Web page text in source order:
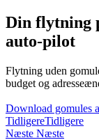
Din flytning
auto-pilot
Flytning uden
budget og
Download gomules
TidligereTidligere
Næste Næste